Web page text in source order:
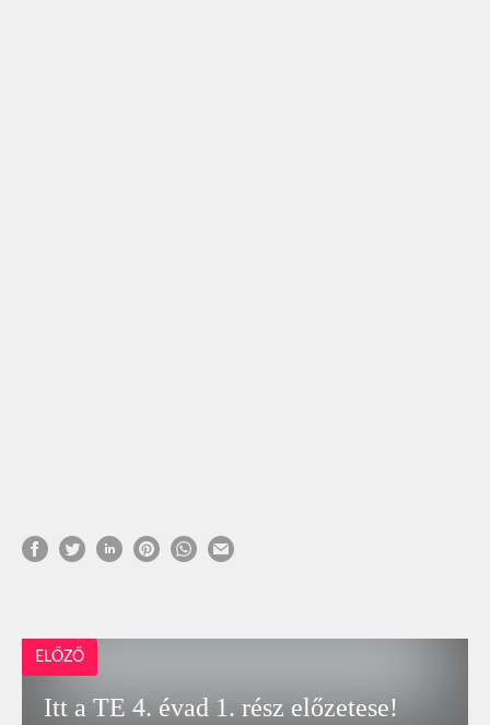
ELŐZŐ
Itt a TE 4. évad 1. rész előzetese!